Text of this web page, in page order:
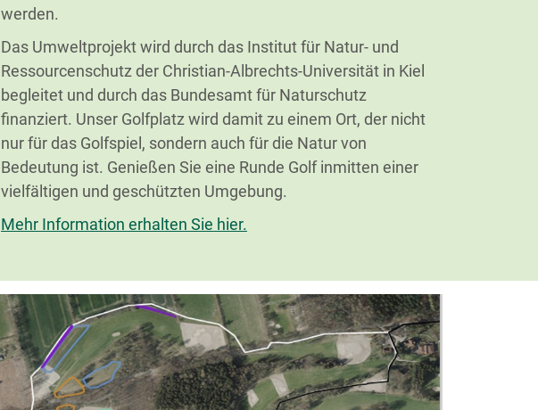
werden.
Das Umweltprojekt wird durch das Institut für Natur- und
Ressourcenschutz der Christian-Albrechts-Universität in Kiel
begleitet und durch das Bundesamt für Naturschutz
finanziert. Unser Golfplatz wird damit zu einem Ort, der nicht
nur für das Golfspiel, sondern auch für die Natur von
Bedeutung ist. Genießen Sie eine Runde Golf inmitten einer
vielfältigen und geschützten Umgebung.
Mehr Information erhalten Sie hier.